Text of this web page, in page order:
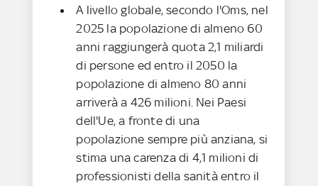
A livello globale, secondo l'Oms, nel
2025 la popolazione di almeno 60
anni raggiungerà quota 2,1 miliardi
di persone ed entro il 2050 la
popolazione di almeno 80 anni
arriverà a 426 milioni. Nei Paesi
dell'Ue, a fronte di una
popolazione sempre più anziana, si
stima una carenza di 4,1 milioni di
professionisti della sanità entro il